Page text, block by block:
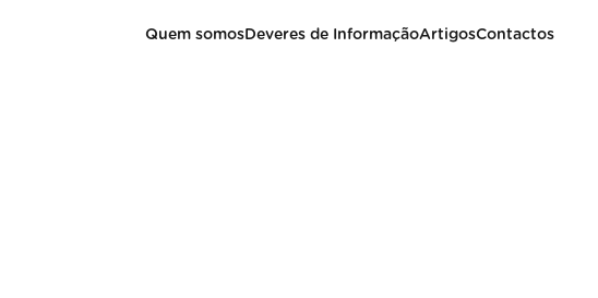
Quem somosDeveres de InformaçãoArtigosContactos